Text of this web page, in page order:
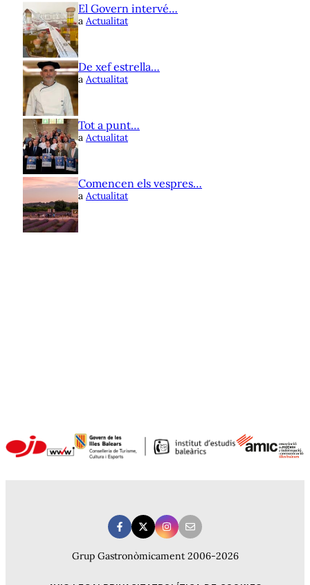
El Govern intervé…
a Actualitat
De xef estrella…
a Actualitat
Tot a punt…
a Actualitat
Comencen els vespres…
a Actualitat
Grup Gastronòmicament 2006-2026